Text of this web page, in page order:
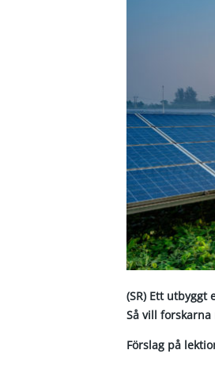
(SR) Ett
Så vill
Förslag på